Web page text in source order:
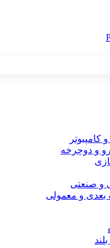
و دوچرخه
و صنعتی
بعدی و معمولی